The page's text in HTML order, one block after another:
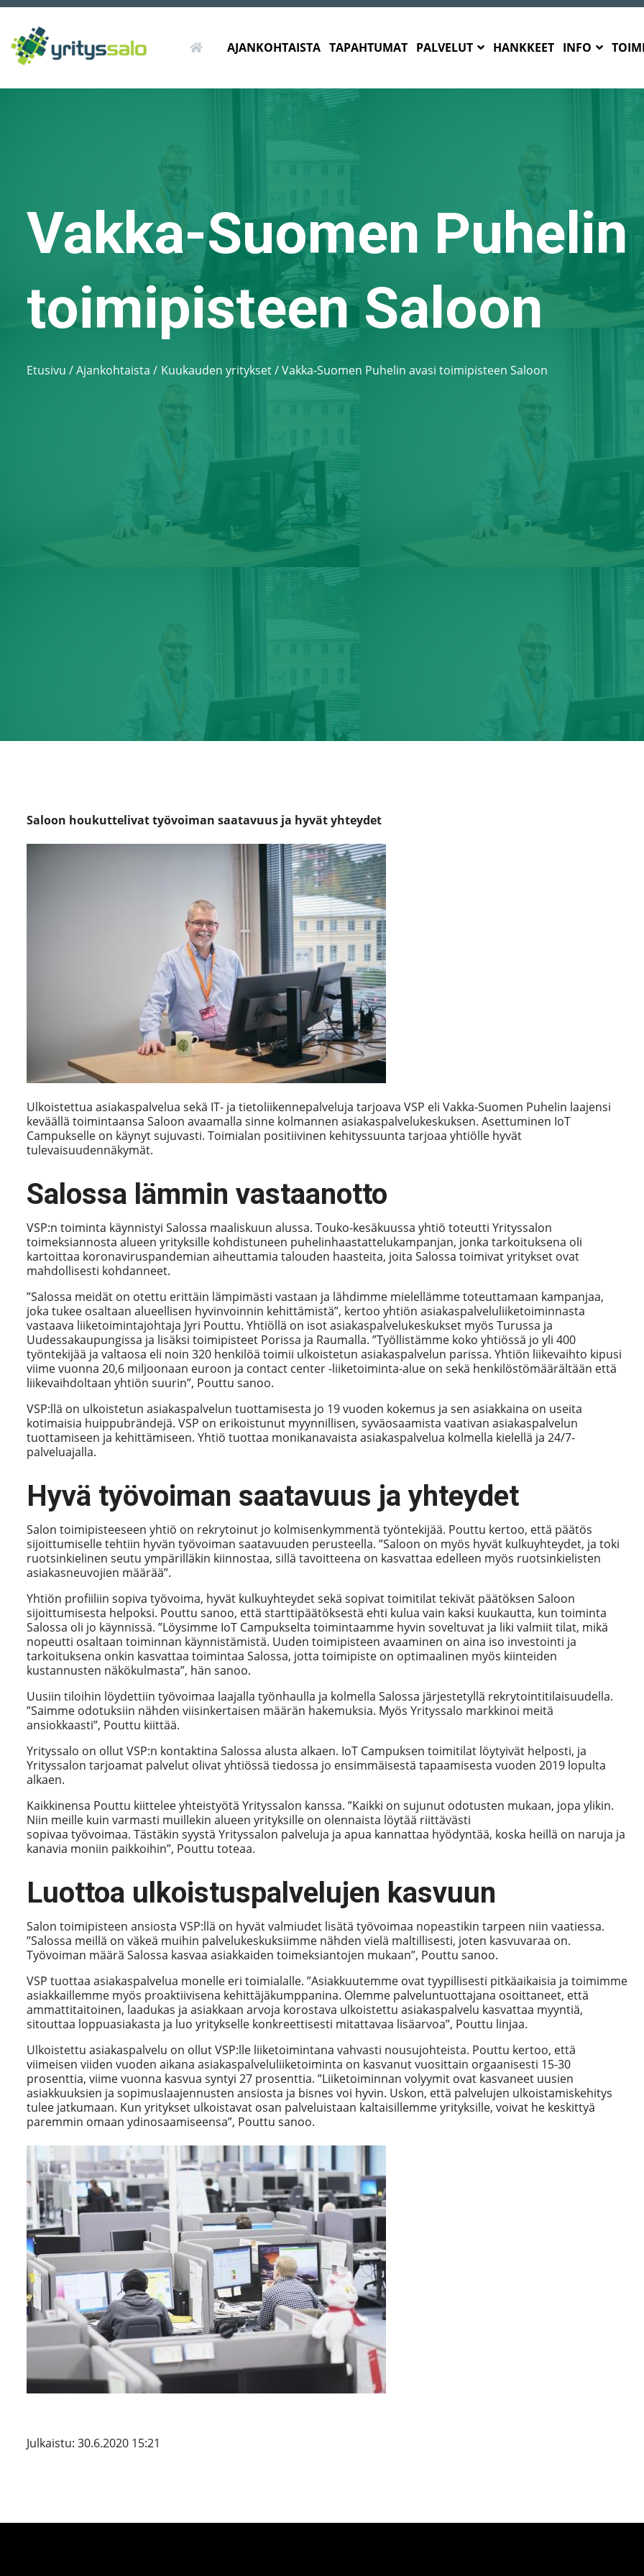
ETUSIVU AJANKOHTAISTA TAPAHTUMAT PALVELUT HANKKEET INFO
Vakka-Suomen Puhelin
toimipisteen Saloon
Etusivu /Ajankohtaista Kuukauden yritykset/Vakka-Suomen Puhelin avasi toimipisteen Saloon
Saloon houkuttelivat työvoiman saatavuus ja hyvät yhteydet
Ulkoistettua asiakaspalvelua sekä IT- ja tietoliikennepalveluja tarjoava VSP eli Vakka-Suomen Puhelin laajensi
keväällä toimintaansa Saloon avaamalla sinne kolmannen asiakaspalvelukeskuksen. Asettuminen IoT
Campukselle on käynyt sujuvasti. Toimialan positiivinen kehityssuunta tarjoaa yhtiölle hyvät
tulevaisuudennäkymät.
Salossa lämmin vastaanotto
VSP:n toiminta käynnistyi Salossa maaliskuun alussa. Touko-kesäkuussa yhtiö toteutti Yrityssalon
toimeksiannosta alueen yrityksille kohdistuneen puhelinhaastattelukampanjan, jonka tarkoituksena oli
kartoittaa koronaviruspandemian aiheuttamia talouden haasteita, joita Salossa toimivat yritykset ovat
mahdollisesti kohdanneet.
”Salossa meidät on otettu erittäin lämpimästi vastaan ja lähdimme mielellämme toteuttamaan kampanjaa,
joka tukee osaltaan alueellisen hyvinvoinnin kehittämistä”, kertoo yhtiön asiakaspalveluliiketoiminnasta
vastaava liiketoimintajohtaja Jyri Pouttu. Yhtiöllä on isot asiakaspalvelukeskukset myös Turussa ja
Uudessakaupungissa ja lisäksi toimipisteet Porissa ja Raumalla. ”Työllistämme koko yhtiössä jo yli 400
työntekijää ja valtaosa eli noin 320 henkilöä toimii ulkoistetun asiakaspalvelun parissa. Yhtiön liikevaihto kipusi
viime vuonna 20,6 miljoonaan euroon ja contact center -liiketoiminta-alue on sekä henkilöstömäärältään että
liikevaihdoltaan yhtiön suurin”, Pouttu sanoo.
VSP:llä on ulkoistetun asiakaspalvelun tuottamisesta jo 19 vuoden kokemus ja sen asiakkaina on useita
kotimaisia huippubrändejä. VSP on erikoistunut myynnillisen, syväosaamista vaativan asiakaspalvelun
tuottamiseen ja kehittämiseen. Yhtiö tuottaa monikanavaista asiakaspalvelua kolmella kielellä ja 24/7-
palveluajalla.
Hyvä työvoiman saatavuus ja yhteydet
Salon toimipisteeseen yhtiö on rekrytoinut jo kolmisenkymmentä työntekijää. Pouttu kertoo, että päätös
sijoittumiselle tehtiin hyvän työvoiman saatavuuden perusteella. ”Saloon on myös hyvät kulkuyhteydet, ja toki
ruotsinkielinen seutu ympärilläkin kiinnostaa, sillä tavoitteena on kasvattaa edelleen myös ruotsinkielisten
asiakasneuvojien määrää”.
Yhtiön profiiliin sopiva työvoima, hyvät kulkuyhteydet sekä sopivat toimitilat tekivät päätöksen Saloon
sijoittumisesta helpoksi. Pouttu sanoo, että starttipäätöksestä ehti kulua vain kaksi kuukautta, kun toiminta
Salossa oli jo käynnissä. ”Löysimme IoT Campukselta toimintaamme hyvin soveltuvat ja liki valmiit tilat, mikä
nopeutti osaltaan toiminnan käynnistämistä. Uuden toimipisteen avaaminen on aina iso investointi ja
tarkoituksena onkin kasvattaa toimintaa Salossa, jotta toimipiste on optimaalinen myös kiinteiden
kustannusten näkökulmasta”, hän sanoo.
Uusiin tiloihin löydettiin työvoimaa laajalla työnhaulla ja kolmella Salossa järjestetyllä rekrytointitilaisuudella.
”Saimme odotuksiin nähden viisinkertaisen määrän hakemuksia. Myös Yrityssalo markkinoi meitä
ansiokkaasti”, Pouttu kiittää.
Yrityssalo on ollut VSP:n kontaktina Salossa alusta alkaen. IoT Campuksen toimitilat löytyivät helposti, ja
Yrityssalon tarjoamat palvelut olivat yhtiössä tiedossa jo ensimmäisestä tapaamisesta vuoden 2019 lopulta
alkaen.
Kaikkinensa Pouttu kiittelee yhteistyötä Yrityssalon kanssa. ”Kaikki on sujunut odotusten mukaan, jopa ylikin.
Niin meille kuin varmasti muillekin alueen yrityksille on olennaista löytää riittävästi
sopivaa työvoimaa. Tästäkin syystä Yrityssalon palveluja ja apua kannattaa hyödyntää, koska heillä on naruja ja
kanavia moniin paikkoihin”, Pouttu toteaa.
Luottoa ulkoistuspalvelujen kasvuun
Salon toimipisteen ansiosta VSP:llä on hyvät valmiudet lisätä työvoimaa nopeastikin tarpeen niin vaatiessa.
”Salossa meillä on väkeä muihin palvelukeskuksiimme nähden vielä maltillisesti, joten kasvuvaraa on.
Työvoiman määrä Salossa kasvaa asiakkaiden toimeksiantojen mukaan”, Pouttu sanoo.
VSP tuottaa asiakaspalvelua monelle eri toimialalle. ”Asiakkuutemme ovat tyypillisesti pitkäaikaisia ja toimimme
asiakkaillemme myös proaktiivisena kehittäjäkumppanina. Olemme palveluntuottajana osoittaneet, että
ammattitaitoinen, laadukas ja asiakkaan arvoja korostava ulkoistettu asiakaspalvelu kasvattaa myyntiä,
sitouttaa loppuasiakasta ja luo yritykselle konkreettisesti mitattavaa lisäarvoa”, Pouttu linjaa.
Ulkoistettu asiakaspalvelu on ollut VSP:lle liiketoimintana vahvasti nousujohteista. Pouttu kertoo, että
viimeisen viiden vuoden aikana asiakaspalveluliiketoiminta on kasvanut vuosittain orgaanisesti 15-30
prosenttia, viime vuonna kasvua syntyi 27 prosenttia. ”Liiketoiminnan volyymit ovat kasvaneet uusien
asiakkuuksien ja sopimuslaajennusten ansiosta ja bisnes voi hyvin. Uskon, että palvelujen ulkoistamiskehitys
tulee jatkumaan. Kun yritykset ulkoistavat osan palveluistaan kaltaisillemme yrityksille, voivat he keskittyä
paremmin omaan ydinosaamiseensa”, Pouttu sanoo.
Julkaistu: 30.6.2020 15:21